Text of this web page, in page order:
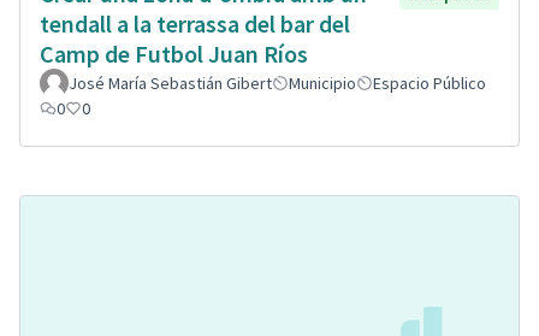
tendall a la terrassa del bar del
Camp de Futbol Juan Ríos
José María Sebastián Gibert Municipio
Espacio Público
0
0